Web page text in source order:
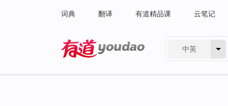
词典 翻译 有道精品课 云笔记
中英